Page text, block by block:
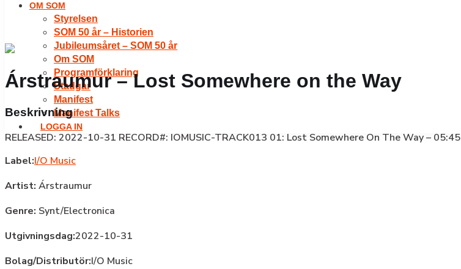
OM SOM
Styrelsen
SOM 50 år – Historien
Jubileumsåret – SOM 50 år
Om SOM
Programförklaring
Stadgar
Manifest
Manifest Talks
LOGGA IN
Árstraumur – Lost Somewhere on the Way
Beskrivning
RELEASED: 2022-10-31 RECORD#: IOMUSIC-TRACK013 01: Lost Somewhere On The Way – 05:45
Label:I/O Music
Artist: Árstraumur
Genre: Synt/Electronica
Utgivningsdag:2022-10-31
Bolag/Distributör:I/O Music